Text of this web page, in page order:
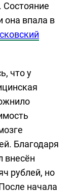
Состояние
она впала в
что у
Благодаря
внесён
рублей, но
начала